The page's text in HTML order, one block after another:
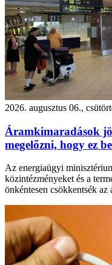
2026. augusztus 06.,
Áramkimaradások
megelőzni, hogy ez
Az energiaügyi
közintézményeket és a
önkéntesen csökkentsék az